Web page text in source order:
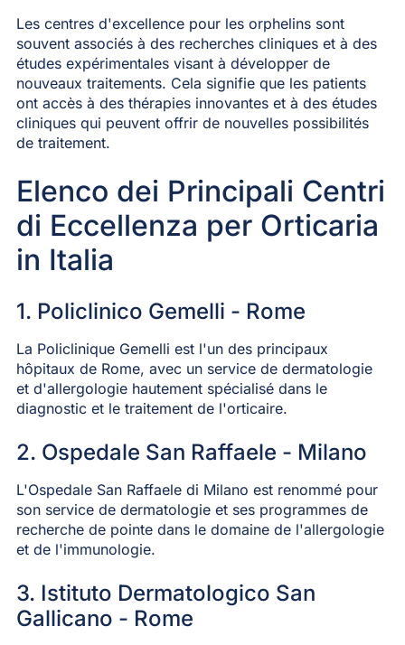
Les centres d'excellence pour les orphelins sont
souvent associés à des recherches cliniques et à des
études expérimentales visant à développer de
nouveaux traitements. Cela signifie que les patients
ont accès à des thérapies innovantes et à des études
cliniques qui peuvent offrir de nouvelles possibilités
de traitement.
Elenco dei Principali Centri
di Eccellenza per Orticaria
in Italia
1. Policlinico Gemelli - Rome
La Policlinique Gemelli est l'un des principaux
hôpitaux de Rome, avec un service de dermatologie
et d'allergologie hautement spécialisé dans le
diagnostic et le traitement de l'orticaire.
2. Ospedale San Raffaele - Milano
L'Ospedale San Raffaele di Milano est renommé pour
son service de dermatologie et ses programmes de
recherche de pointe dans le domaine de l'allergologie
et de l'immunologie.
3. Istituto Dermatologico San
Gallicano - Rome